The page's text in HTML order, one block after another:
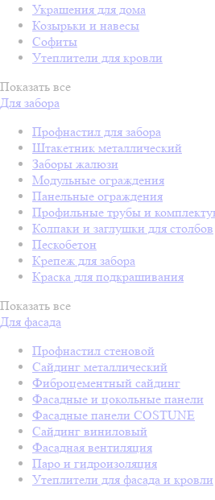
Украшения для дома
Козырьки и навесы
Софиты
Утеплители для кровли
Показать все
Для забора
Профнастил для забора
Штакетник металлический
Заборы жалюзи
Модульные ограждения
Панельные ограждения
Профильные трубы и
Колпаки и заглушки для столбов
Пескобетон
Крепеж для забора
Краска для подкрашивания
Показать все
Для фасада
Профнастил стеновой
Сайдинг металлический
Фиброцементный сайдинг
Фасадные и цокольные панели
Фасадные панели COSTUNE
Сайдинг виниловый
Фасадная вентиляция
Паро и гидроизоляция
Утеплители для фасада и кровли